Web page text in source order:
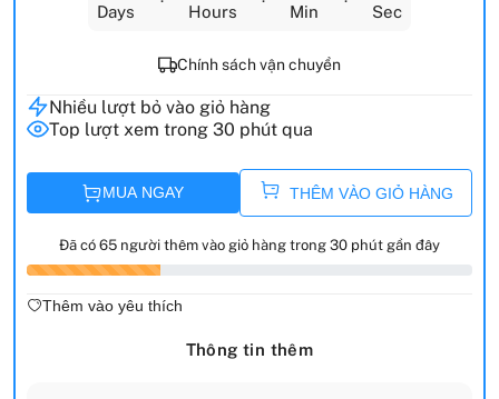
Days Hours Min Sec
Chính sách vận chuyển
Nhiều lượt bỏ vào giỏ hàng
Top lượt xem trong 30 phút qua
MUA NGAY THÊM VÀO GIỎ HÀNG
Đã có 65 người thêm vào giỏ hàng trong 30 phút gần đây
Thêm vào yêu thích
Thông tin thêm